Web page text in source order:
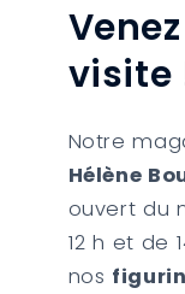
visite
Notre
Hélène
ouvert du
12 h et de
nos